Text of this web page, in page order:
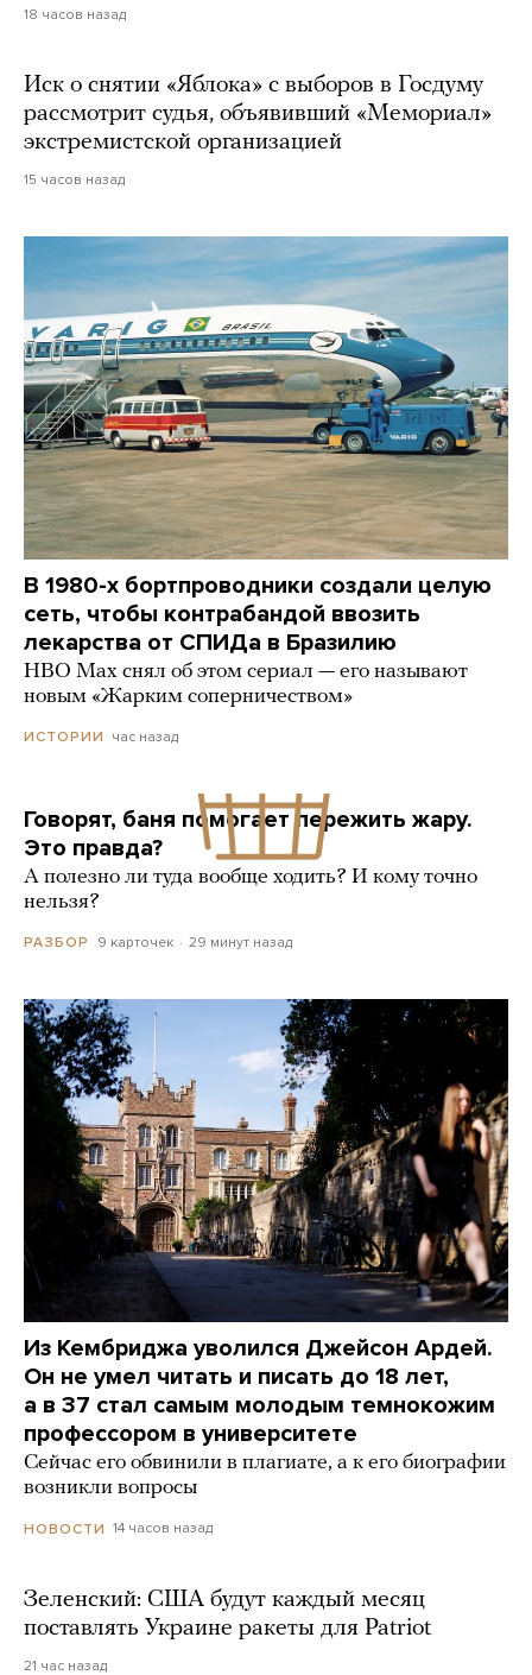
18 часов назад
Иск о снятии «Яблока» с выборов в Госдуму
рассмотрит судья, объявивший «Мемориал»
экстремистской организацией
15 часов назад
В 1980-х бортпроводники создали целую
сеть, чтобы контрабандой ввозить
лекарства от СПИДа в Бразилию
HBO Max снял об этом сериал — его называют
новым «Жарким соперничеством»
ИСТОРИИ час назад
Говорят, баня помогает пережить жару.
Это правда?
А полезно ли туда вообще ходить? И кому точно
нельзя?
РАЗБОР 9 карточек 29 минут назад
Из Кембриджа уволился Джейсон Ардей.
Он не умел читать и писать до 18 лет,
а в 37 стал самым молодым темнокожим
профессором в университете
Сейчас его обвинили в плагиате, а к его биографии
возникли вопросы
НОВОСТИ 14 часов назад
Зеленский: США будут каждый месяц
поставлять Украине ракеты для Patriot
21 час назад